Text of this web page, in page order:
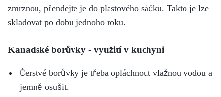
zmrznou, přendejte je do plastového sáčku. Takto je lze
skladovat po dobu jednoho roku.
Kanadské borůvky - využití v kuchyni
Čerstvé borůvky je třeba opláchnout vlažnou vodou a
jemně osušit.